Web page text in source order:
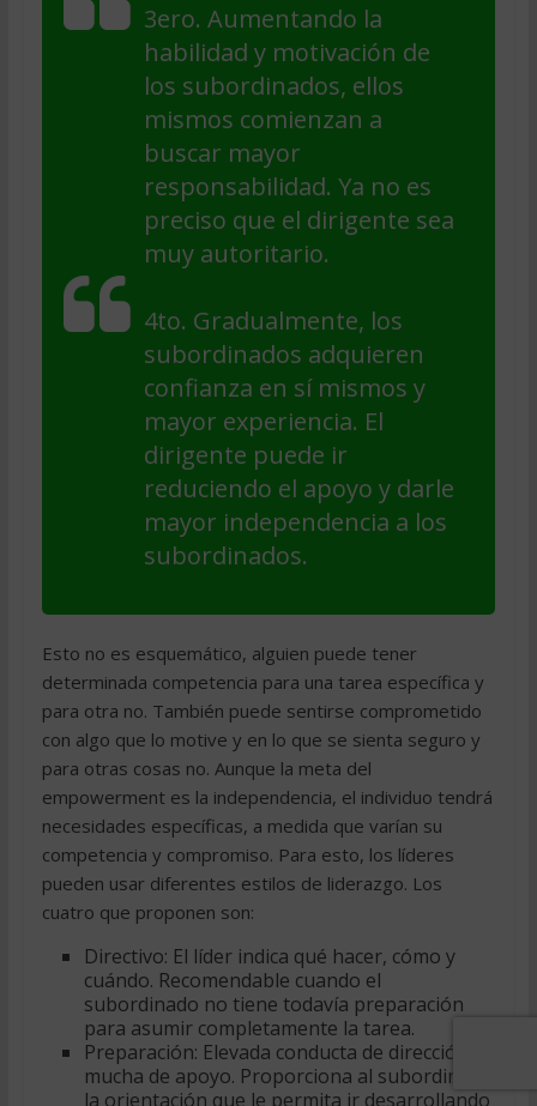
3ero. Aumentando la
habilidad y motivación de
los subordinados, ellos
mismos comienzan a
buscar mayor
responsabilidad. Ya no es
preciso que el dirigente sea
muy autoritario.
4to. Gradualmente, los
subordinados adquieren
confianza en sí mismos y
mayor experiencia. El
dirigente puede ir
reduciendo el apoyo y darle
mayor independencia a los
subordinados.
Esto no es esquemático, alguien puede tener
determinada competencia para una tarea específica y
para otra no. También puede sentirse comprometido
con algo que lo motive y en lo que se sienta seguro y
para otras cosas no. Aunque la meta del
empowerment es la independencia, el individuo tendrá
necesidades específicas, a medida que varían su
competencia y compromiso. Para esto, los líderes
pueden usar diferentes estilos de liderazgo. Los
cuatro que proponen son:
Directivo: El líder indica qué hacer, cómo y
cuándo. Recomendable cuando el
subordinado no tiene todavía preparación
para asumir completamente la tarea.
Preparación: Elevada conducta de dirección y
mucha de apoyo. Proporciona al subordinado
la orientación que le permita ir desarrollando